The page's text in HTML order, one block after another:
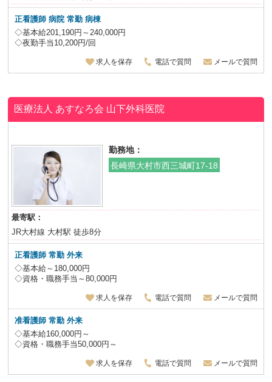
正看護師 病院 常勤 病棟
◇基本給201,190円～240,000円
◇夜勤手当10,200円/回
求人を保存 電話で質問 メールで質問
医療法人 あすなろ会 山下外科医院
勤務地：
長崎県大村市西三城町17-18
最寄駅：
JR大村線 大村駅 徒歩8分
正看護師 常勤 外来
◇基本給～180,000円
◇資格・職務手当～80,000円
求人を保存 電話で質問 メールで質問
准看護師 常勤 外来
◇基本給160,000円～
◇資格・職務手当50,000円～
求人を保存 電話で質問 メールで質問